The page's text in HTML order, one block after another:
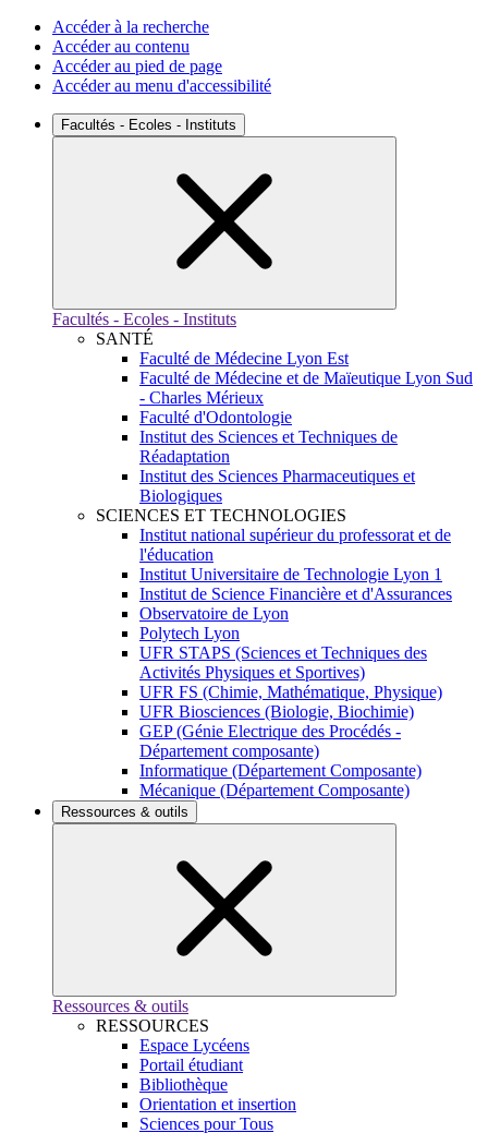
Accéder à la recherche
Accéder au contenu
Accéder au pied de page
Accéder au menu d'accessibilité
Facultés - Ecoles - Instituts
Facultés - Ecoles - Instituts
SANTÉ
Faculté de Médecine Lyon Est
Faculté de Médecine et de Maïeutique Lyon Sud
- Charles Mérieux
Faculté d'Odontologie
Institut des Sciences et Techniques de
Réadaptation
Institut des Sciences Pharmaceutiques et
Biologiques
SCIENCES ET TECHNOLOGIES
Institut national supérieur du professorat et de
l'éducation
Institut Universitaire de Technologie Lyon 1
Institut de Science Financière et d'Assurances
Observatoire de Lyon
Polytech Lyon
UFR STAPS (Sciences et Techniques des
Activités Physiques et Sportives)
UFR FS (Chimie, Mathématique, Physique)
UFR Biosciences (Biologie, Biochimie)
GEP (Génie Electrique des Procédés -
Département composante)
Informatique (Département Composante)
Mécanique (Département Composante)
Ressources & outils
Ressources & outils
RESSOURCES
Espace Lycéens
Portail étudiant
Bibliothèque
Orientation et insertion
Sciences pour Tous